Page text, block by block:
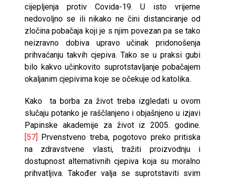
cijepljenja protiv Covida-19. U isto vrijeme
nedovoljno se ili nikako ne čini distanciranje od
zločina pobačaja koji je s njim povezan pa se tako
neizravno dobiva upravo učinak pridonošenja
prihvaćanju takvih cjepiva. Tako se u praksi gubi
bilo kakvo učinkovito suprotstavljanje pobačajem
okaljanim cjepivima koje se očekuje od katolika.
Kako ta borba za život treba izgledati u ovom
slučaju potanko je raščlanjeno i objašnjeno u izjavi
Papinske akademije za život iz 2005. godine.
[57] Prvenstveno treba, pogotovo preko pritiska
na zdravstvene vlasti, tražiti proizvodnju i
dostupnost alternativnih cjepiva koja su moralno
prihvatljiva. Također valja se suprotstaviti svim